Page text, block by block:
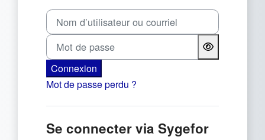
Nom d’utilisateur ou courriel
Mot de passe
Connexion
Mot de passe perdu ?
Se connecter via Sygefor